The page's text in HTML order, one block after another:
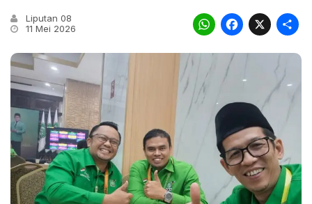
Liputan 08
11 Mei 2026
X